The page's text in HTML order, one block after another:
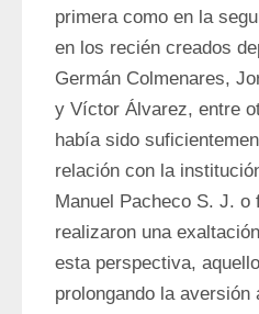
primera como en la
en los recién creados
Germán Colmenares,
y Víctor Álvarez, entre
había sido
relación con la
Manuel Pacheco S. J.
realizaron una
esta perspectiva,
prolongando la